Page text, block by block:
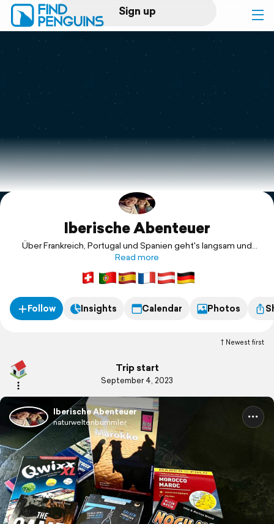
Sign up
Log in
Print a book
Flyover video
Explore
Support
Iberische Abenteuer
Über Frankreich, Portugal und Spanien geht's langsam und
gemütlich bis an die Südspitze Europas, Ziel offen .…
Read more
Follow Insights Calendar Photos
Newest first
Trip start
September 4, 2023
Iberische Abenteuer
naturweltenbummler